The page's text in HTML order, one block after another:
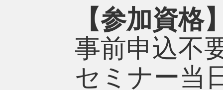
【参加資格
事前申込不
セミナー当